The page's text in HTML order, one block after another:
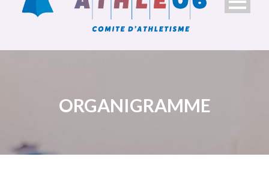
ORGANIGRAMME